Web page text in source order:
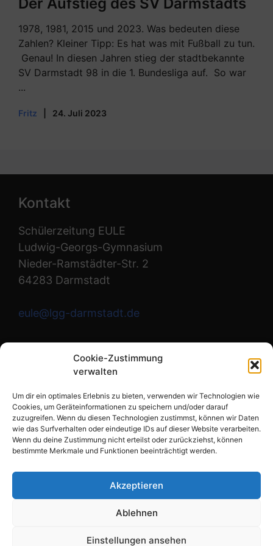
Cookie-Zustimmung
verwalten
Um dir ein optimales Erlebnis zu bieten, verwenden wir Technologien wie
Cookies, um Geräteinformationen zu speichern und/oder darauf
zuzugreifen. Wenn du diesen Technologien zustimmst, können wir Daten
wie das Surfverhalten oder eindeutige IDs auf dieser Website verarbeiten.
Wenn du deine Zustimmung nicht erteilst oder zurückziehst, können
bestimmte Merkmale und Funktionen beeinträchtigt werden.
Akzeptieren
Ablehnen
Einstellungen ansehen
1978, 1981, 2015 und 2023. Was bedeuten diese
Zahlen? Kleiner Tipp: Es hat was mit Fußball zu tun.
Genau! In diesen Jahren stieg der stadtbekannte
SV Darmstadt 98 in die 1. Bundesliga auf. So war
...
Fritz 24. Juli 2023
Kontakt
Schülerzeitung EULE
Ludwig-Georgs-Gymnasium
Nieder-Ramstädter-Str. 2
64283 Darmstadt
eule@lgg-darmstadt.de
Wir sind die Redaktion.
Instagram
Links
Datenschutzerklärung